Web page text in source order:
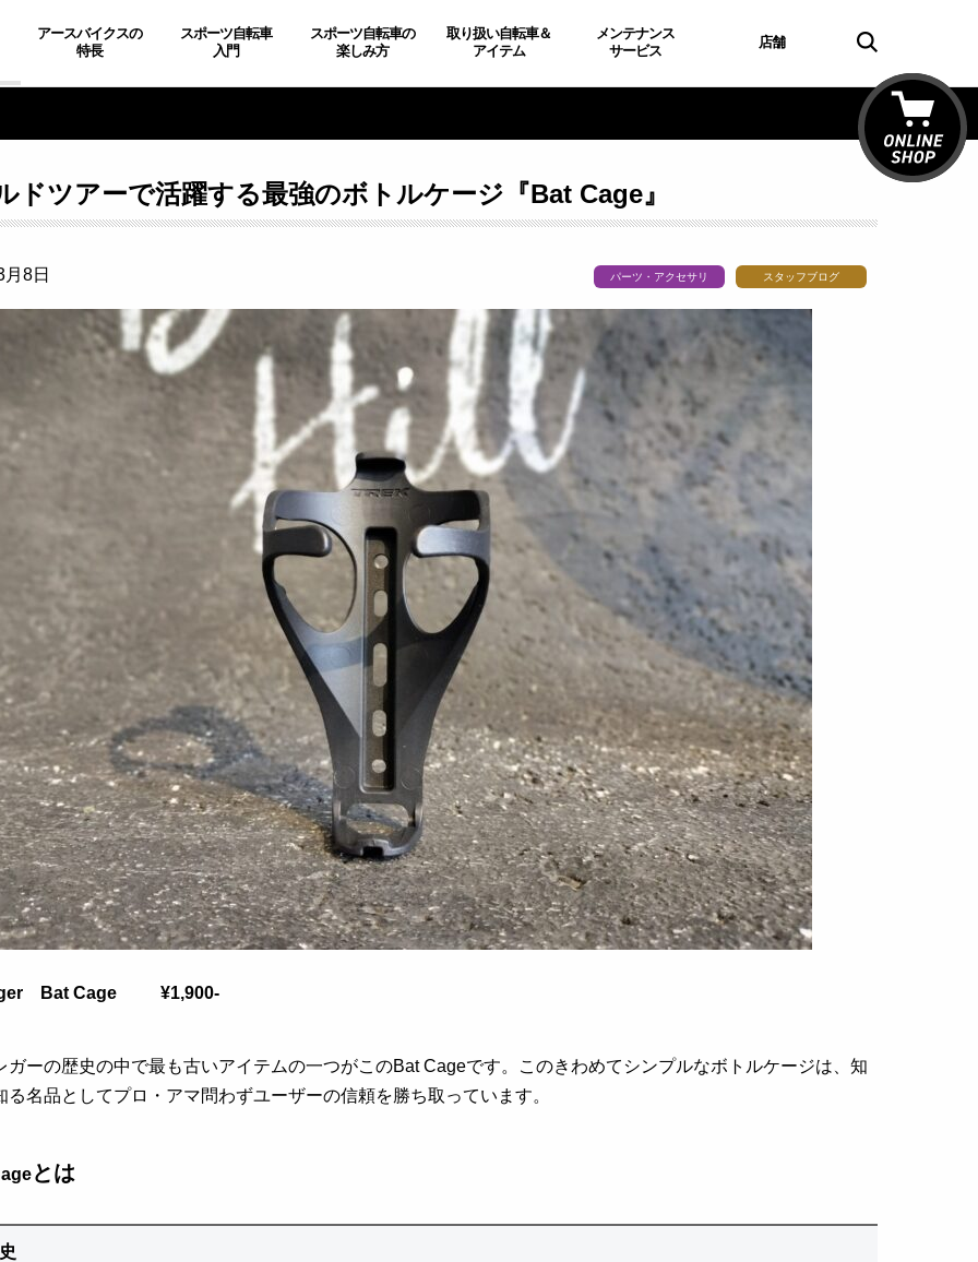
アースバイクスの
特長
スポーツ自転車
入門
スポーツ自転車の
楽しみ方
取り扱い自転車＆
アイテム
メンテナンス
サービス
店舗
ドツアーで活躍する最強のボトルケージ『Bat Cage』
8日 パーツ・アクセサリ スタッフブログ
Bat Cage ¥1,900‐
ガーの歴史の中で最も古いアイテムの一つがこのBat Cageです。このきわめてシンプルなボトルケージは、知
る名品としてプロ・アマ問わずユーザーの信頼を勝ち取っています。
とは